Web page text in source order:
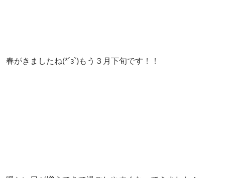
春がきましたね(*´з`)もう３月下旬です！！